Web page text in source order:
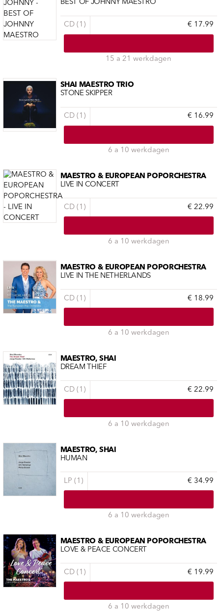
BEST OF JOHNNY MAESTRO
CD (1) € 17.99
15 a 21 werkdagen
SHAI MAESTRO TRIO
STONE SKIPPER
CD (1) € 16.99
6 a 10 werkdagen
MAESTRO & EUROPEAN POPORCHESTRA
LIVE IN CONCERT
CD (1) € 22.99
6 a 10 werkdagen
MAESTRO & EUROPEAN POPORCHESTRA
LIVE IN THE NETHERLANDS
CD (1) € 18.99
6 a 10 werkdagen
MAESTRO, SHAI
DREAM THIEF
CD (1) € 22.99
6 a 10 werkdagen
MAESTRO, SHAI
HUMAN
LP (1) € 34.99
6 a 10 werkdagen
MAESTRO & EUROPEAN POPORCHESTRA
LOVE & PEACE CONCERT
CD (1) € 19.99
6 a 10 werkdagen